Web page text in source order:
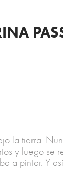
la tierra.
y luego se
a pintar. Y